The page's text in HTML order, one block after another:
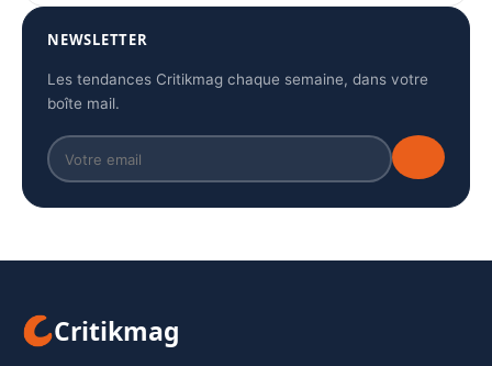
NEWSLETTER
Les tendances Critikmag chaque semaine, dans votre
boîte mail.
Critikmag